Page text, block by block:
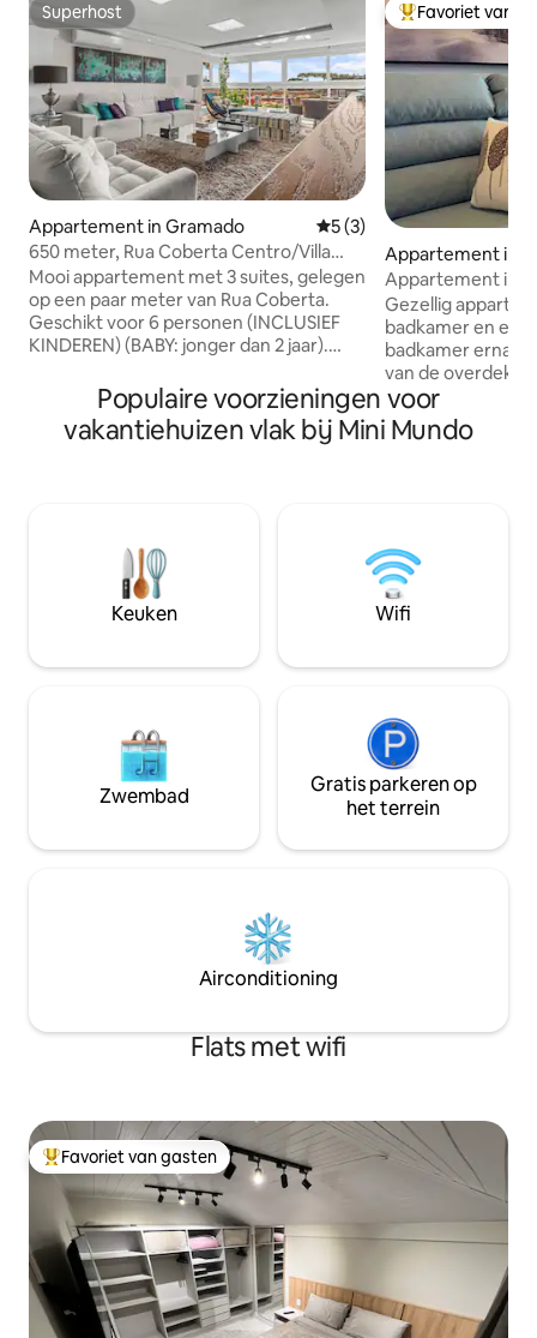
Superhost
Superhost
Appartement in Gramado Gemiddelde beoordeling
5 (3)
650 meter, Rua Coberta Centro/Villa
Verde 202A
Mooi appartement met 3 suites, gelegen
op een paar meter van Rua Coberta.
Geschikt voor 6 personen (INCLUSIEF
KINDEREN) (BABY: jonger dan 2 jaar).
Gramado Beheerd door Diego Oliveira
Imóveis ME * Volledige keuken met
huishoudelijke gebruiksvoorwerpen en
warme en koude airconditioning * Warm
water in alle kranen en douches. *
Servicegebied met wasmachine en
onze units hebben:
Topfavoriet van
Favoriet van
Appartement in
Appartement in
Rua Coberta
Gezellig
badkamer en
badkamer
van de overdekte straat!
keuken van een
wasmachine en droog.
splitsen in de
het centrum
oprit te nemen. Perfect voor een stel,
gezinnen en
thuis zult voelen.
Populaire voorzieningen voor
vakantiehuizen vlak bij Mini Mundo
Keuken Wifi
Zwembad
Gratis parkeren op
het terrein
Airconditioning
Flats met wifi
Topfavoriet van gasten
Favoriet van gasten